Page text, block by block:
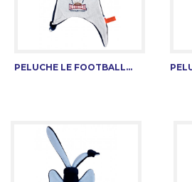
PELUCHE LE FOOTBALL...